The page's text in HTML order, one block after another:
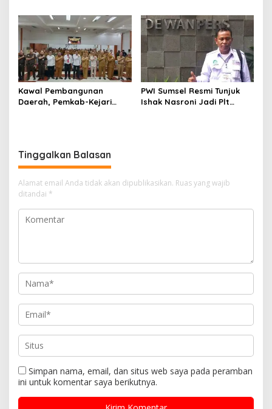
Kelola Keuangan
Kawal Pembangunan
Daerah, Pemkab-Kejari
PWI Sumsel Resmi Tunjuk
Ishak Nasroni Jadi Plt
Tinggalkan Balasan
Alamat email Anda tidak akan dipublikasikan. Ruas yang wajib
ditandai *
Simpan nama, email, dan situs web saya pada peramban
ini untuk komentar saya berikutnya.